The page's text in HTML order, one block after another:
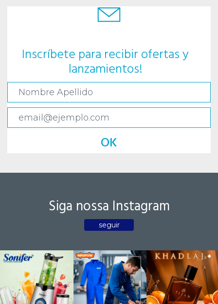
Inscríbete para recibir ofertas y
lanzamientos!
OK
Siga nossa Instagram
seguir